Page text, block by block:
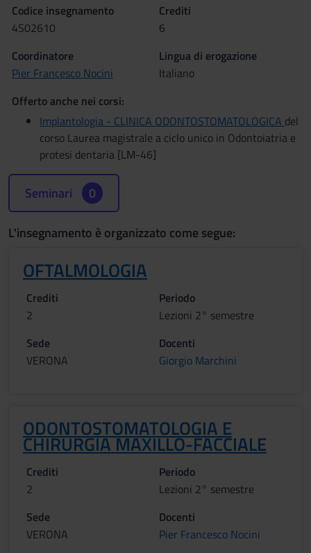
Codice insegnamento
4S02610
Crediti
6
Coordinatore
Pier Francesco Nocini
Lingua di erogazione
Italiano
Offerto anche nei corsi:
Implantologia - CLINICA ODONTOSTOMATOLOGICA del
corso Laurea magistrale a ciclo unico in Odontoiatria e
protesi dentaria [LM-46]
Seminari 0
L'insegnamento è organizzato come segue:
OFTALMOLOGIA
Crediti
2
Periodo
Lezioni 2° semestre
Sede
VERONA
Docenti
Giorgio Marchini
ODONTOSTOMATOLOGIA E
CHIRURGIA MAXILLO-FACCIALE
Crediti
2
Periodo
Lezioni 2° semestre
Sede
VERONA
Docenti
Pier Francesco Nocini